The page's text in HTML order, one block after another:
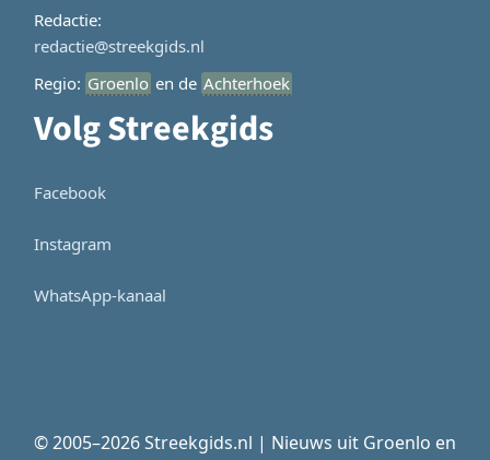
Redactie:
redactie@streekgids.nl
Regio: Groenlo en de Achterhoek
Volg Streekgids
Facebook
Instagram
WhatsApp-kanaal
© 2005–2026 Streekgids.nl | Nieuws uit Groenlo en